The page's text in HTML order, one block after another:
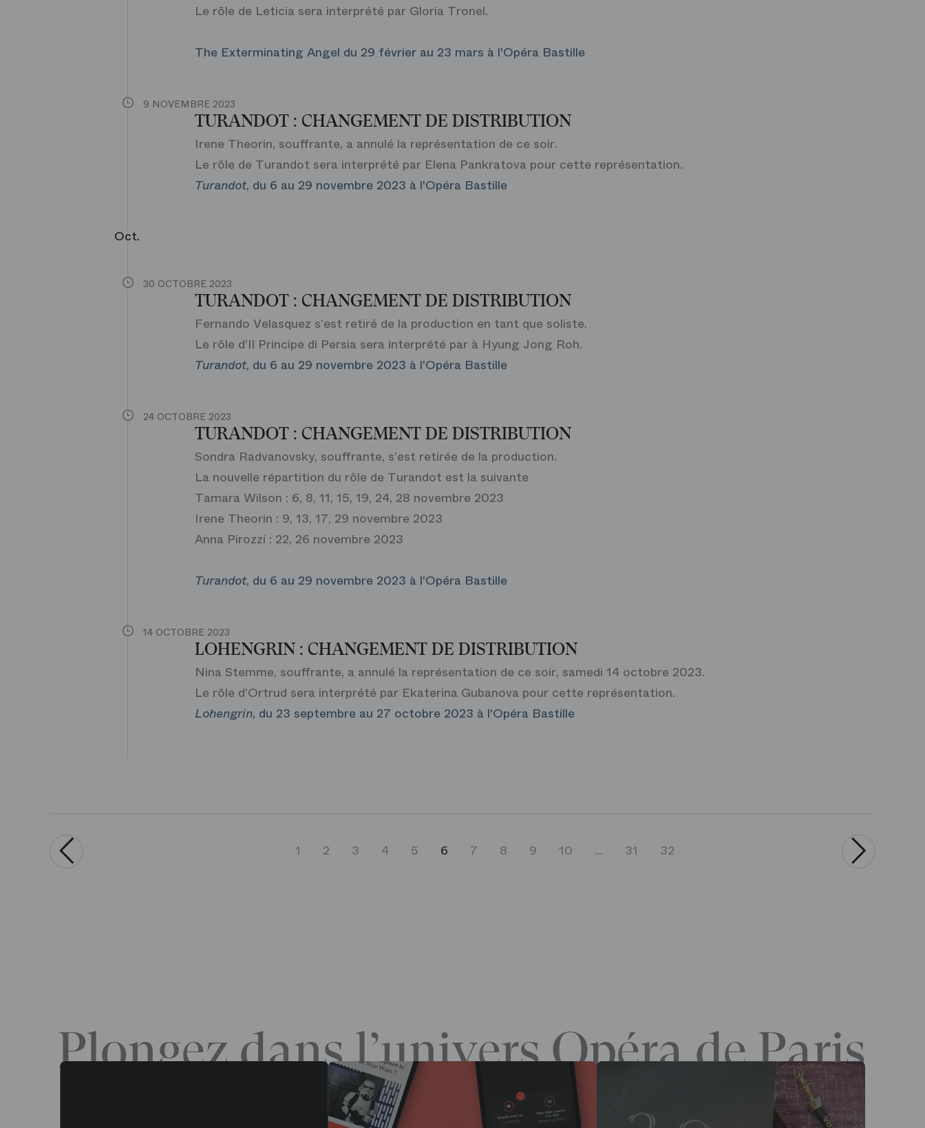
Le rôle de Leticia sera interprété par Gloria Tronel.
The Exterminating Angel du 29 février au 23 mars à l'Opéra Bastille
9 NOVEMBRE 2023
TURANDOT : CHANGEMENT DE DISTRIBUTION
Irene Theorin, souffrante, a annulé la représentation de ce soir.
Le rôle de Turandot sera interprété par Elena Pankratova pour cette représentation.
Turandot, du 6 au 29 novembre 2023 à l'Opéra Bastille
Oct.
30 OCTOBRE 2023
TURANDOT : CHANGEMENT DE DISTRIBUTION
Fernando Velasquez s’est retiré de la production en tant que soliste.
Le rôle d’Il Principe di Persia sera interprété par à Hyung Jong Roh.
Turandot, du 6 au 29 novembre 2023 à l'Opéra Bastille
24 OCTOBRE 2023
TURANDOT : CHANGEMENT DE DISTRIBUTION
Sondra Radvanovsky, souffrante, s’est retirée de la production.
La nouvelle répartition du rôle de Turandot est la suivante
Tamara Wilson : 6, 8, 11, 15, 19, 24, 28 novembre 2023
Irene Theorin : 9, 13, 17, 29 novembre 2023
Anna Pirozzi : 22, 26 novembre 2023
Turandot, du 6 au 29 novembre 2023 à l'Opéra Bastille
14 OCTOBRE 2023
LOHENGRIN : CHANGEMENT DE DISTRIBUTION
Nina Stemme, souffrante, a annulé la représentation de ce soir, samedi 14 octobre 2023.
Le rôle d’Ortrud sera interprété par Ekaterina Gubanova pour cette représentation.
Lohengrin, du 23 septembre au 27 octobre 2023 à l'Opéra Bastille
›
‹ 1 2 3 4 5 6 7 8 9 10 ... 31 32
Plongez dans l’univers Opéra de Paris